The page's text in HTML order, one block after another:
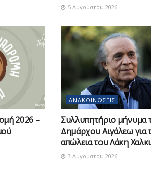
5 Αυγούστου 2026
2026 –
ΑΝΑΚΟΙΝΏΣΕΙΣ
Συλλυπητήριο μήνυμα
Δημάρχου Αιγάλεω για
απώλεια του Λάκη
3 Αυγούστου 2026